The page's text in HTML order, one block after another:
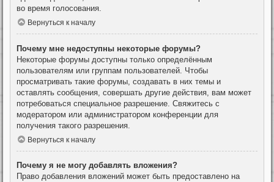
во время голосования.
Вернуться к началу
Почему мне недоступны некоторые форумы?
Некоторые форумы доступны только определённым
пользователям или группам пользователей. Чтобы
просматривать такие форумы, создавать в них темы и
оставлять сообщения, совершать другие действия, вам может
потребоваться специальное разрешение. Свяжитесь с
модератором или администратором конференции для
получения такого разрешения.
Вернуться к началу
Почему я не могу добавлять вложения?
Право добавления вложений может быть предоставлено на